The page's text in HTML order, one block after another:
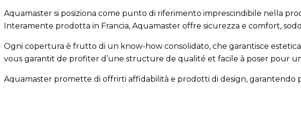
Aquamaster si posiziona come punto di riferimento imprescindibile nella
Interamente prodotta in Francia, Aquamaster offre sicurezza e comfort,
Ogni copertura è frutto di un know-how consolidato, che garantisce
vous garantit de profiter d’une structure de qualité et facile à poser pour
Aquamaster promette di offrirti affidabilità e prodotti di design, garantendo